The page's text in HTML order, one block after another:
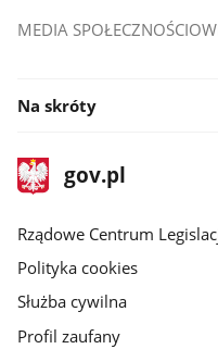
MEDIA
Na skróty
stopka
gov.plStrona
gov.pl
Rządowe Centrum
Polityka cookies
Służba cywilna
Profil zaufany